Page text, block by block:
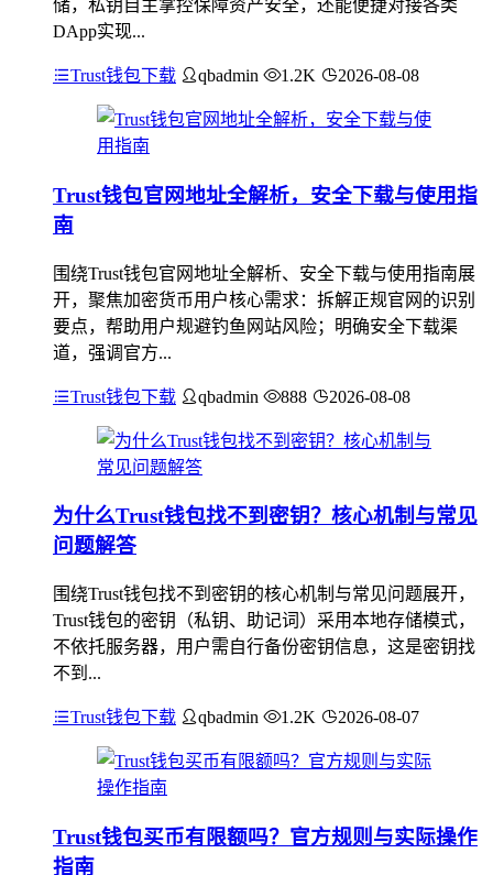
储，私钥自主掌控保障资产安全，还能便捷对接各类
DApp实现...
Trust钱包下载 qbadmin 1.2K 2026-08-08
Trust钱包官网地址全解析，安全下载与使用指
南
围绕Trust钱包官网地址全解析、安全下载与使用指南展
开，聚焦加密货币用户核心需求：拆解正规官网的识别
要点，帮助用户规避钓鱼网站风险；明确安全下载渠
道，强调官方...
Trust钱包下载 qbadmin 888 2026-08-08
为什么Trust钱包找不到密钥？核心机制与常见
问题解答
围绕Trust钱包找不到密钥的核心机制与常见问题展开，
Trust钱包的密钥（私钥、助记词）采用本地存储模式，
不依托服务器，用户需自行备份密钥信息，这是密钥找
不到...
Trust钱包下载 qbadmin 1.2K 2026-08-07
Trust钱包买币有限额吗？官方规则与实际操作
指南